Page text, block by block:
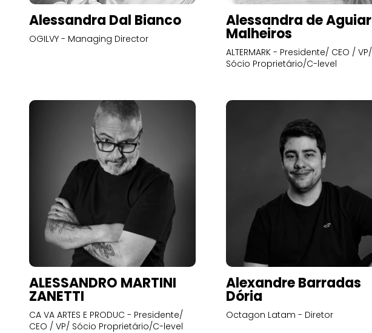
Alessandra Dal Bianco
OGILVY - Managing Director
Alessandra de Aguiar
Malheiros
ALTERMARK - Presidente/ CEO / VP/
Sócio Proprietário/C-level
ALESSANDRO MARTINI
ZANETTI
CA VA ARTES E PRODUC - Presidente/
CEO / VP/ Sócio Proprietário/C-level
Alexandre Barradas
Dória
Octagon Latam - Diretor